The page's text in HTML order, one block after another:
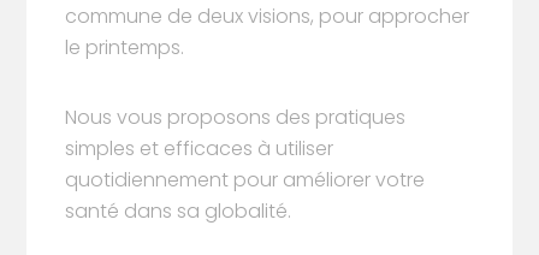
commune de deux visions, pour approcher
le printemps.
Nous vous proposons des pratiques
simples et efficaces à utiliser
quotidiennement pour améliorer votre
santé dans sa globalité.